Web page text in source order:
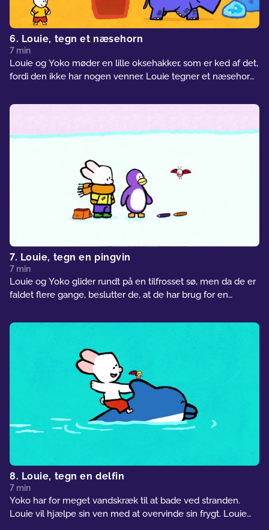
6. Louie, tegn et næsehorn
7 min
Louie og Yoko møder en lille oksehakker, som er ked af det,
fordi den ikke har nogen venner. Louie tegner et næsehorn.
og næsehornet bliver meget glad. De to dyr bliver bedste
7. Louie, tegn en pingvin
7 min
Louie og Yoko glider rundt på en tilfrosset sø, men da de er
faldet flere gange, beslutter de, at de har brug for en
at skøjte og giver dem en demonstration.
8. Louie, tegn en delfin
7 min
Yoko har for meget vandskræk til at bade ved stranden.
Louie vil hjælpe sin ven med at overvinde sin frygt. Louie